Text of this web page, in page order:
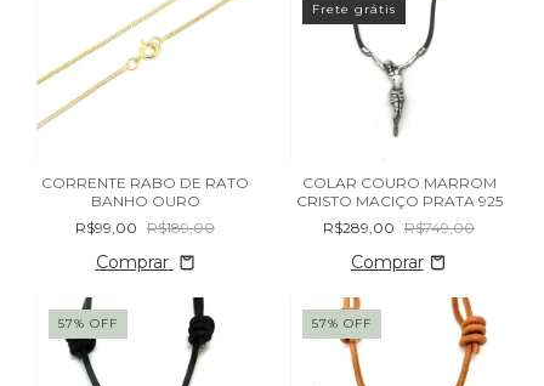
CORRENTE RABO DE RATO
BANHO OURO
R$99,00 R$189,00
Comprar
Frete grátis
COLAR COURO MARROM
CRISTO MACIÇO PRATA 925
R$289,00 R$749,00
57% OFF 57% OFF